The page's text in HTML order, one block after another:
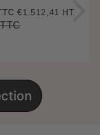
€1.814,89
€1.512,41 HT
€2.117,37